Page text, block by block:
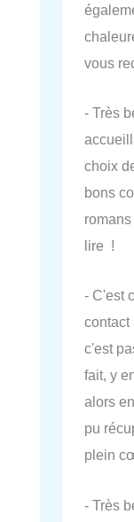
vous
- Très
choix
bons
lire !
- C'est
contact
c'est
fait, y
alors
pu
plein
- Très